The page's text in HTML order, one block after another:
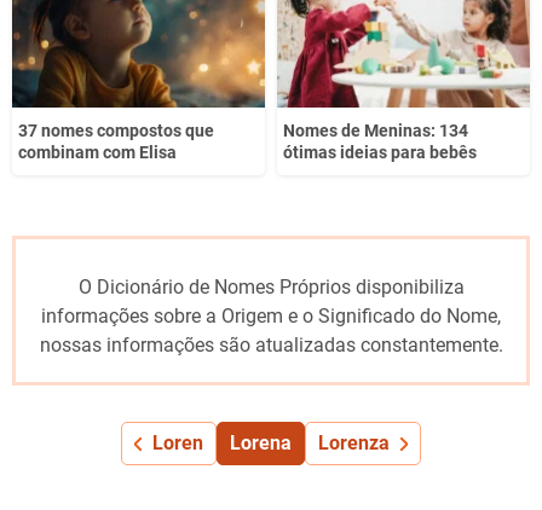
37 nomes compostos que
combinam com Elisa
Nomes de Meninas: 134
ótimas ideias para bebês
O Dicionário de Nomes Próprios disponibiliza
informações sobre a Origem e o Significado do Nome,
nossas informações são atualizadas constantemente.
Loren Lorena Lorenza